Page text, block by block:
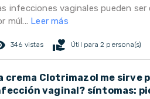
infecciones vaginales pueden ser
múl... Leer más
346 vistas volunteer_activism Útil para 2 persona(s)
crema Clotrimazol me sirve
vaginal? síntomas: